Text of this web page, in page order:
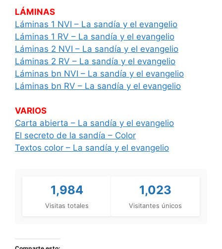
LÁMINAS
Láminas 1 NVI – La sandía y el evangelio
Láminas 1 RV – La sandía y el evangelio
Láminas 2 NVI – La sandía y el evangelio
Láminas 2 RV – La sandía y el evangelio
Láminas bn NVI – La sandía y el evangelio
Láminas bn RV – La sandía y el evangelio
VARIOS
Carta abierta – La sandía y el evangelio
El secreto de la sandía – Color
Textos color – La sandía y el evangelio
1,984
Visitas totales
1,023
Visitantes únicos